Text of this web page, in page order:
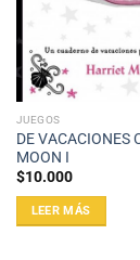
JUEGOS
DE VACACIONES
MOON I
$10.000
LEER MÁS